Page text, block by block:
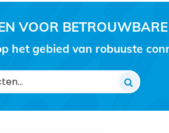
VOOR
het gebied van robuuste